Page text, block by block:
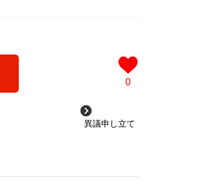
0
異議申し立て